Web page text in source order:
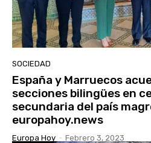
SOCIEDAD
España y Marruecos
secciones bilingües en
secundaria del país
europahoy.news
Europa Hoy - Febrero 3, 2023